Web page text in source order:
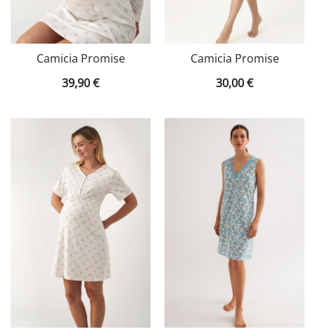
Camicia Promise
39,90€
Camicia Promise
30,00€